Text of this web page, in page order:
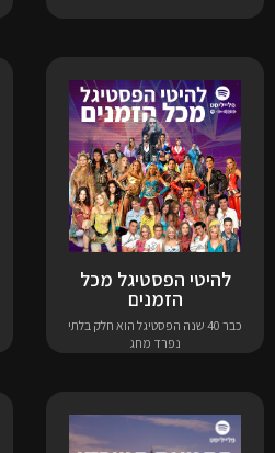
להיטי הפסטיגל מכל
הזמנים
כבר 40 שנה הפסטיגל הוא חלק בלתי
נפרד מחג